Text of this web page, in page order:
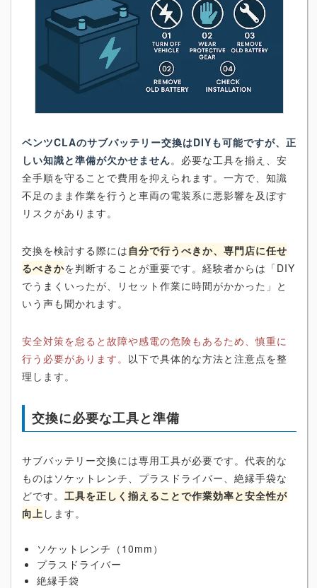
ベンツCLAのサブバッテリー交換はDIYも可能ですが、正
しい知識と準備が欠かせません。必要な工具を揃え、安
全手順を守ることで費用を抑えられます。一方で、知識
不足のまま作業を行うと車両の電装系に悪影響を及ぼす
リスクがあります。
交換を検討する際には 自分で行うべきか、専門店に任せ
るべきかを判断することが重要です。経験者からは「DIY
でうまくいったが、リセット作業に時間がかかった」と
いう声も聞かれます。
安全対策を怠ると故障や感電の危険もあるため、慎重に
行う必要があります。 以下で具体的な方法と注意点を整
理します。
交換に必要な工具と準備
サブバッテリー交換には専用工具が必要です。代表的な
ものはソケットレンチ、プラスドライバー、絶縁手袋な
どです。 工具を正しく揃えることで作業効率と安全性が
向上 します。
ソケットレンチ（10mm）
プラスドライバー
絶縁手袋